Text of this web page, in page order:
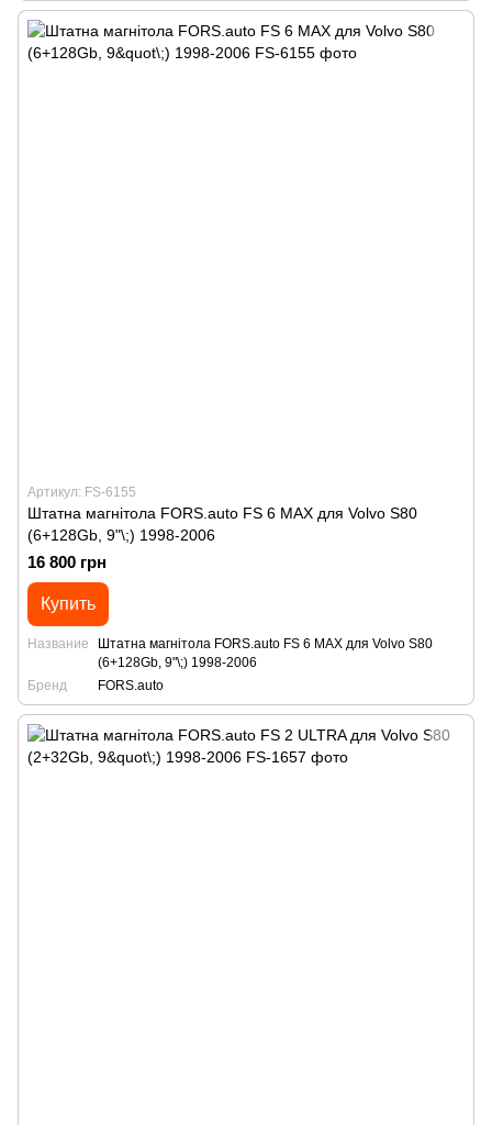
Артикул: FS-6155
Штатна магнітола FORS.auto FS 6 MAX для Volvo S80
(6+128Gb, 9"\;) 1998-2006
16 800 грн
Купить
Название
Штатна магнітола FORS.auto FS 6 MAX для Volvo S80
(6+128Gb, 9"\;) 1998-2006
Бренд
FORS.auto